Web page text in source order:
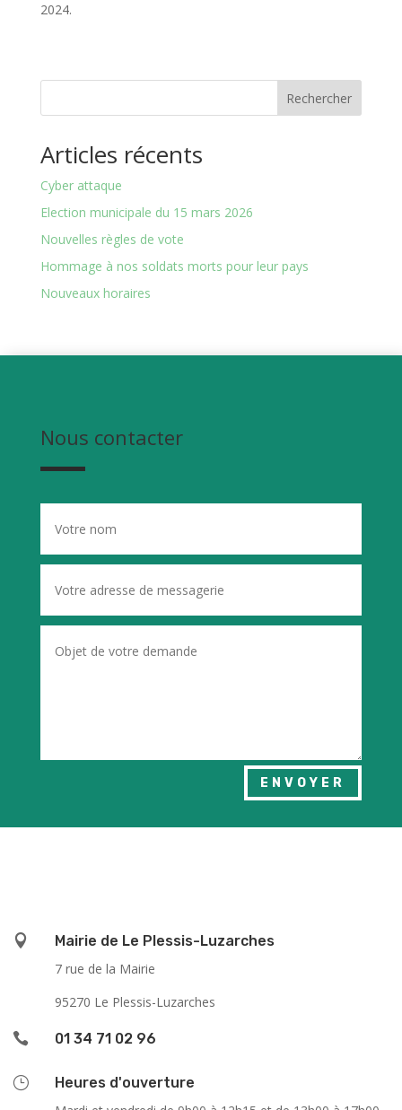
2024.
Rechercher
Articles récents
Cyber attaque
Election municipale du 15 mars 2026
Nouvelles règles de vote
Hommage à nos soldats morts pour leur pays
Nouveaux horaires
Nous contacter
ENVOYER

Mairie de Le Plessis-Luzarches
7 rue de la Mairie
95270 Le Plessis-Luzarches
 01 34 71 02 96
}
Heures d'ouverture